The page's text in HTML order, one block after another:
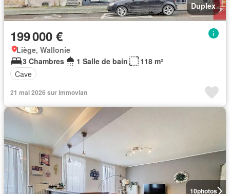
Duplex
199 000 €
Liège, Wallonie
3 Chambres
1 Salle de bain
118 m²
Cave
21 mai 2026 sur immovlan
10photos